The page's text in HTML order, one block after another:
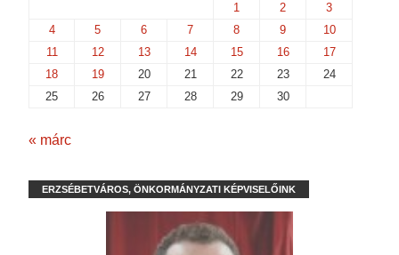
1
2
3
4
5 6 7 8 9
10
11
12 13 14 15 16
17
18
19 20 21 22 23
24
25
26 27 28 29 30
« márc
ERZSÉBETVÁROS, ÖNKORMÁNYZATI KÉPVISELŐINK